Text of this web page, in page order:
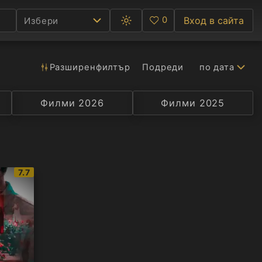
Избери
C
Превключване
между
светла
Любими
0 Вход в сайта
Разширенфилтър Подреди по дата
Селекция Превод Актьор
Филми 2026 Филми 2025
IMDb
7.7